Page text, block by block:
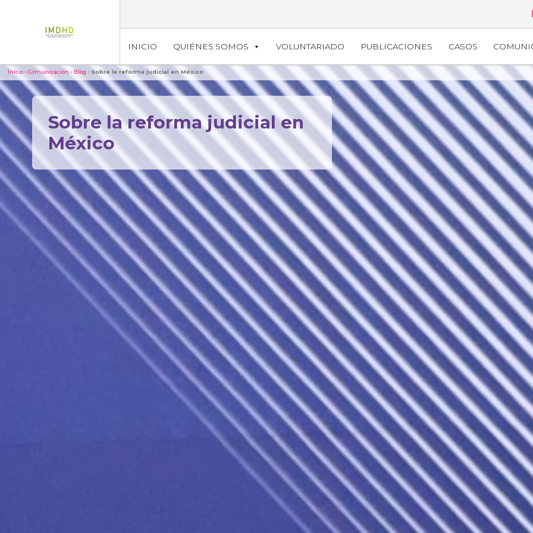
INICIO QUIÉNES SOMOS VOLUNTARIADO PUBLICACIONES CASOS
Inicio»Comunicación» Blog » Sobre la reforma judicial en México
Sobre la reforma judicial en
México